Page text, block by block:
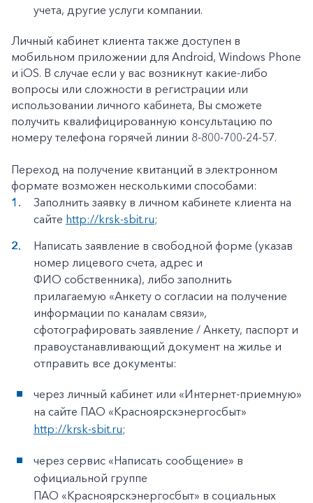
учета, другие услуги компании.
Личный кабинет клиента также доступен в
мобильном приложении для Android, Windows Phone
и iOS. В случае если у вас возникнут какие-либо
вопросы или сложности в регистрации или
использовании личного кабинета, Вы сможете
получить квалифицированную консультацию по
номеру телефона горячей линии 8-800-700-24-57.
Переход на получение квитанций в электронном
формате возможен несколькими способами:
Заполнить заявку в личном кабинете клиента на
сайте http://krsk-sbit.ru;
Написать заявление в свободной форме (указав
номер лицевого счета, адрес и
ФИО собственника), либо заполнить
прилагаемую «Анкету о согласии на получение
информации по каналам связи»,
сфотографировать заявление / Анкету, паспорт и
правоустанавливающий документ на жилье и
отправить все документы:
через личный кабинет или «Интернет-приемную»
на сайте ПАО «Красноярскэнергосбыт»
http://krsk-sbit.ru;
через сервис «Написать сообщение» в
официальной группе
ПАО «Красноярскэнергосбыт» в социальных